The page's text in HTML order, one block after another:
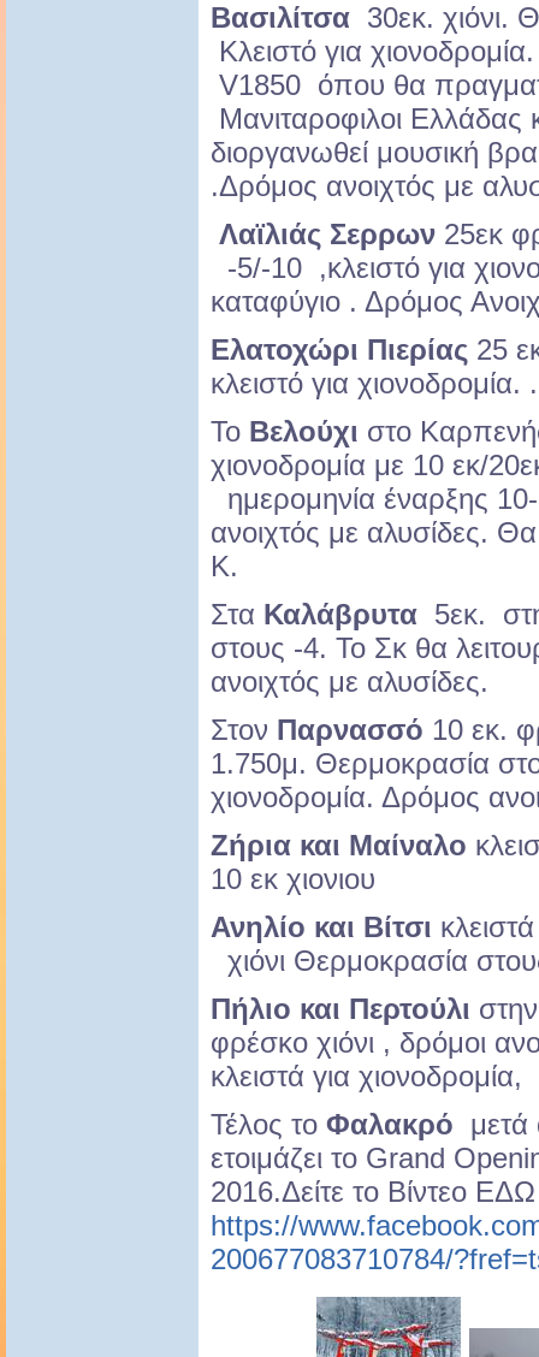
Βασιλίτσα 30εκ. χιόνι.
Κλειστό για
V1850 όπου θα
Μανιταροφιλοι
διοργανωθεί μουσική
.Δρόμος ανοιχτός με
Λαϊλιάς Σερρων 25εκ
-5/-10 ,κλειστό για
καταφύγιο . Δρόμος
Ελατοχώρι Πιερίας 25
κλειστό για
Το Βελούχι στο
χιονοδρομία με 10 εκ/
ημερομηνία έναρξης
ανοιχτός με αλυσίδες.
Κ.
Στα Καλάβρυτα 5εκ.
στους -4. Το Σκ θα
ανοιχτός με αλυσίδες.
Στον Παρνασσό 10 εκ.
1.750μ. Θερμοκρασία
χιονοδρομία. Δρόμος
Ζήρια και Μαίναλο
10 εκ χιονιου
Ανηλίο και Βίτσι
χιόνι Θερμοκρασία
Πήλιο και Περτούλι
φρέσκο χιόνι , δρόμοι
κλειστά για
Τέλος το Φαλακρό μετά
ετοιμάζει το Grand
2016.Δείτε το Βίντεο ΕΔΩ
https://
200677083710784/